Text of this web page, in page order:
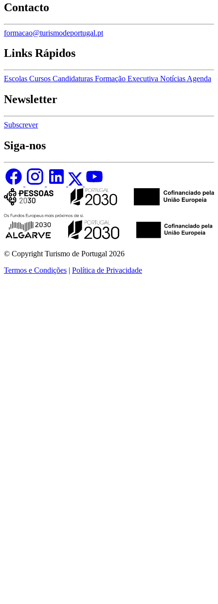
Contacto
formacao@turismodeportugal.pt
Links Rápidos
Escolas Cursos Candidaturas Formação Executiva Notícias Agenda
Newsletter
Subscrever
Siga-nos
© Copyright Turismo de Portugal 2026
Termos e Condições | Política de Privacidade